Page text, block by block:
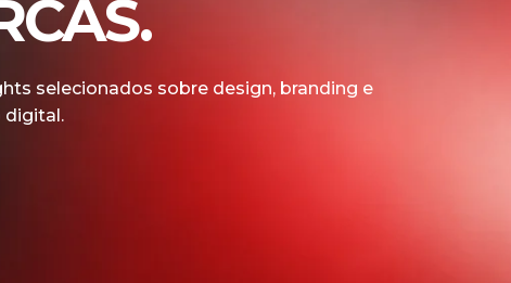
selecionados sobre design, branding e
digital.